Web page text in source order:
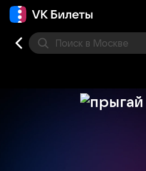
Поиск в Москве